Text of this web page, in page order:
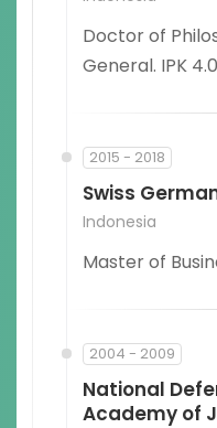
Doctor of
General. IPK 4.0
2015 - 2018
Swiss
Indonesia
Master of
2004 - 2009
National
Academy of